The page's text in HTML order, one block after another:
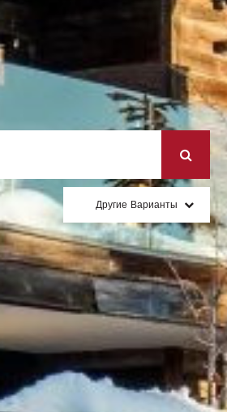
Другие Варианты